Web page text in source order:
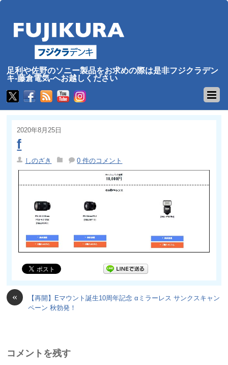
足利や佐野のソニー製品をお求めの際は是非フジクラデン
キ-藤倉電気-へお越しください
2020年8月25日
f
しのざき 0 件のコメント
«
【再開】Eマウント誕生10周年記念 αミラーレス サンクスキャン
ペーン 秋勃発！
コメントを残す